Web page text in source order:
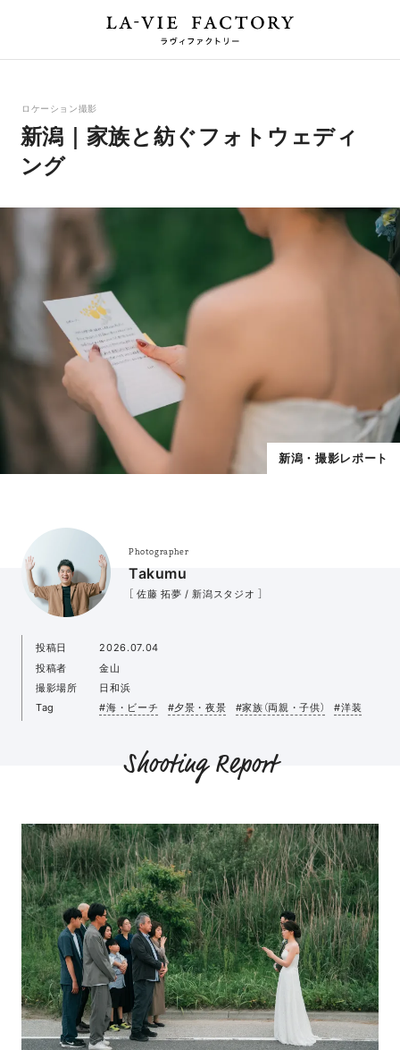
ロケーション撮影
新潟｜家族と紡ぐフォトウェディ
ング
新潟・撮影レポート
Photographer
Takumu
［ 佐藤 拓夢 / 新潟スタジオ ］
投稿日
2026.07.04
投稿者
金山
撮影場所
日和浜
Tag
#海・ビーチ #夕景・夜景 #家族（両親・子供） #洋装
Shooting Report